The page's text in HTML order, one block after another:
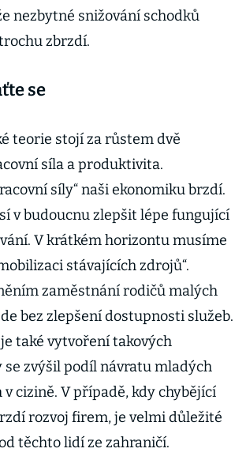
nezbytné snižování schodků
zbrzdí.
se
teorie stojí za růstem dvě
síla a produktivita.
síly“ naši ekonomiku brzdí.
v budoucnu zlepšit lépe fungující
V krátkém horizontu musíme
stávajících zdrojů“.
zaměstnání rodičů malých
bez zlepšení dostupnosti služeb.
také vytvoření takových
se zvýšil podíl návratu mladých
cizině. V případě, kdy chybějící
rozvoj firem, je velmi důležité
těchto lidí ze zahraničí.